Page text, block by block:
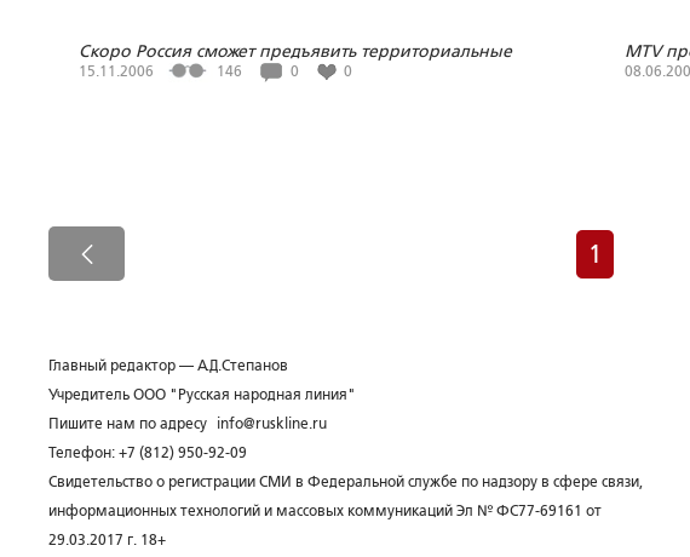
Скоро Россия сможет предъявить территориальные
претензии Украине
15.11.2006 146 0 0
MTV
жизни
1
Главный редактор — А.Д.Степанов
Учредитель ООО "Русская народная линия"
Пишите нам по адресу
info@ruskline.ru
Телефон: +7 (812) 950-92-09
Свидетельство о регистрации СМИ в Федеральной службе по надзору в сфере связи,
информационных технологий и массовых коммуникаций Эл № ФС77-69161 от
29.03.2017 г. 18+